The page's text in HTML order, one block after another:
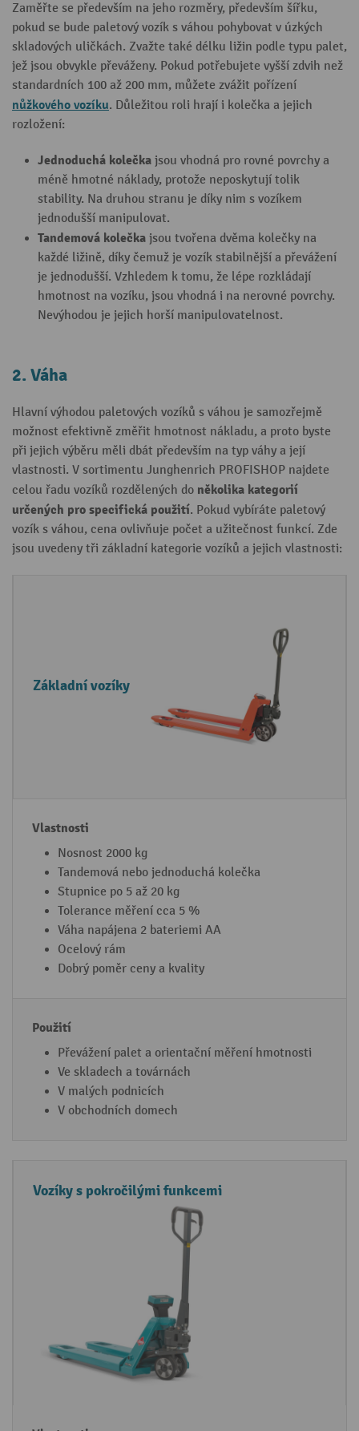
Zaměřte se především na jeho rozměry, především šířku,
pokud se bude paletový vozík s váhou pohybovat v úzkých
skladových uličkách. Zvažte také délku ližin podle typu palet,
jež jsou obvykle převáženy. Pokud potřebujete vyšší zdvih než
standardních 100 až 200 mm, můžete zvážit pořízení
nůžkového vozíku. Důležitou roli hrají i kolečka a jejich
rozložení:
Jednoduchá kolečka jsou vhodná pro rovné povrchy a
méně hmotné náklady, protože neposkytují tolik
stability. Na druhou stranu je díky nim s vozíkem
jednodušší manipulovat.
Tandemová kolečka jsou tvořena dvěma kolečky na
každé ližině, díky čemuž je vozík stabilnější a převážení
je jednodušší. Vzhledem k tomu, že lépe rozkládají
hmotnost na vozíku, jsou vhodná i na nerovné povrchy.
Nevýhodou je jejich horší manipulovatelnost.
2. Váha
Hlavní výhodou paletových vozíků s váhou je samozřejmě
možnost efektivně změřit hmotnost nákladu, a proto byste
při jejich výběru měli dbát především na typ váhy a její
vlastnosti. V sortimentu Junghenrich PROFISHOP najdete
celou řadu vozíků rozdělených do několika kategorií
určených pro specifická použití. Pokud vybíráte paletový
vozík s váhou, cena ovlivňuje počet a užitečnost funkcí. Zde
jsou uvedeny tři základní kategorie vozíků a jejich vlastnosti:
g
t
t
Základní vozíky
Nosnost 2000 kg
Tandemová nebo jednoduchá kolečka
Stupnice po 5 až 20 kg
Tolerance měření cca 5 %
Váha napájena 2 bateriemi AA
Ocelový rám
Dobrý poměr ceny a kvality
Převážení palet a orientační měření hmotnosti
Ve skladech a továrnách
V malých podnicích
V obchodních domech
Vozíky s pokročilými funkcemi